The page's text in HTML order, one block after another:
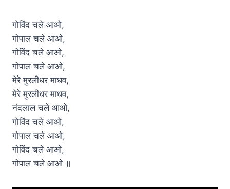
गोविंद चले आओ,
गोपाल चले आओ,
गोविंद चले आओ,
गोपाल चले आओ,
मेरे मुरलीधर माधव,
मेरे मुरलीधर माधव,
नंदलाल चले आओ,
गोविंद चले आओ,
गोपाल चले आओ,
गोविंद चले आओ,
गोपाल चले आओ ॥